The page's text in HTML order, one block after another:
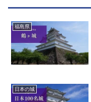
福島県
日本の城